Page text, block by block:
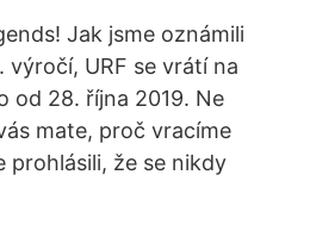
Jak jsme oznámili
výročí, URF se vrátí na
od 28. října 2019. Ne
mate, proč vracíme
prohlásili, že se nikdy